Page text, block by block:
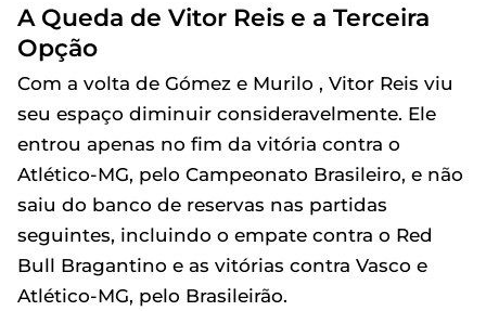
A Queda de Vitor Reis e a Terceira
Opção
Com a volta de Gómez e Murilo , Vitor Reis viu
seu espaço diminuir consideravelmente. Ele
entrou apenas no fim da vitória contra o
Atlético-MG, pelo Campeonato Brasileiro, e não
saiu do banco de reservas nas partidas
seguintes, incluindo o empate contra o Red
Bull Bragantino e as vitórias contra Vasco e
Atlético-MG, pelo Brasileirão.